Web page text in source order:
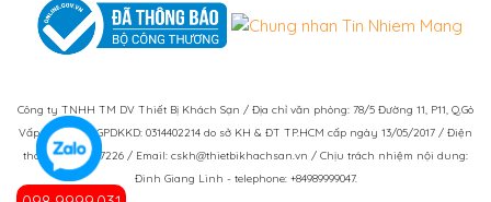
Công ty TNHH TM DV Thiết Bị Khách Sạn / Địa chỉ văn phòng: 78/5 Đường 11, P11, Q.Gò
Vấp, TPHCM / GPDKKD: 0314402214 do sở KH & ĐT TP.HCM cấp ngày 13/05/2017 / Điện
thoại: (028)73007226 / Email: cskh@thietbikhachsan.vn / Chịu trách nhiệm nội dung:
Đinh Giang Linh - telephone: +84989999047.